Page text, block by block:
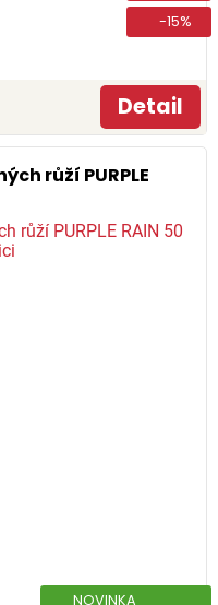
-15%
Detail
růží PURPLE
NOVINKA